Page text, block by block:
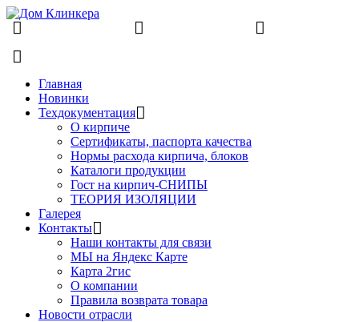
Главная
Новинки
Техдокументация
О кирпиче
Сертификаты, паспорта качества
Нормы расхода кирпича, блоков
Каталоги продукции
Гост на кирпич-СНИПЫ
ТЕОРИЯ ИЗОЛЯЦИИ
Галерея
Контакты
Наши контакты для связи
МЫ на Яндекс Карте
Карта 2гис
О компании
Правила возврата товара
Новости отрасли